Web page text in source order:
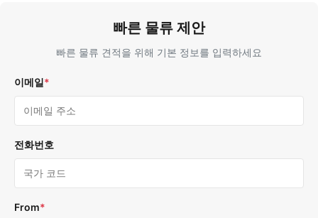
빠른 물류 제안
빠른 물류 견적을 위해 기본 정보를 입력하세요
이메일*
전화번호
From*